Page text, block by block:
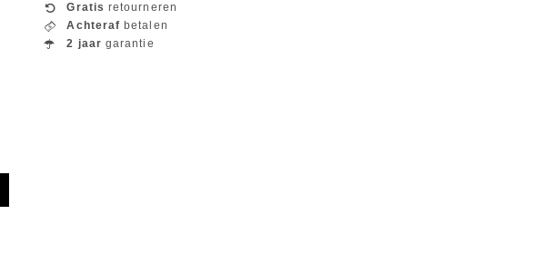
Gratis retourneren
Achteraf betalen
2 jaar garantie